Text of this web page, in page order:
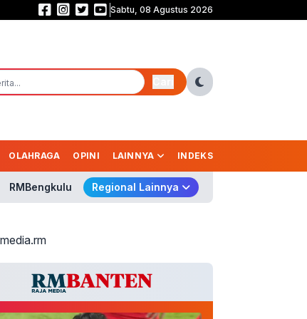
BGN Pecat Tidak Hormat 66 Kepala SPPG, Kasus Keracunan Jadi Sorotan
Sabtu, 08 Agustus 2026
OLAHRAGA OPINI LAINNYA INDEKS
RMBengkulu Regional Lainnya